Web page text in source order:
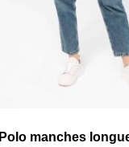
Polo manches